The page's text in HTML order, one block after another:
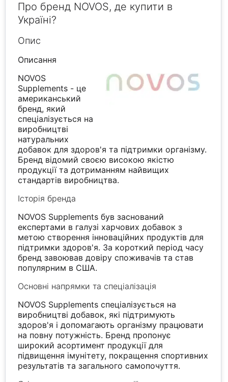
Про бренд NOVOS, де купити в
Україні?
Опис
Описання
NOVOS
Supplements - це
американський
бренд, який
спеціалізується на
виробництві
натуральних
добавок для здоров'я та підтримки організму.
Бренд відомий своєю високою якістю
продукції та дотриманням найвищих
стандартів виробництва.
Історія бренда
NOVOS Supplements був заснований
експертами в галузі харчових добавок з
метою створення інноваційних продуктів для
підтримки здоров'я. За короткий період часу
бренд завоював довіру споживачів та став
популярним в США.
Основні напрямки та спеціалізація
NOVOS Supplements спеціалізується на
виробництві добавок, які підтримують
здоров'я і допомагають організму працювати
на повну потужність. Бренд пропонує
широкий асортимент продукції для
підвищення імунітету, покращення спортивних
результатів та загального самопочуття.